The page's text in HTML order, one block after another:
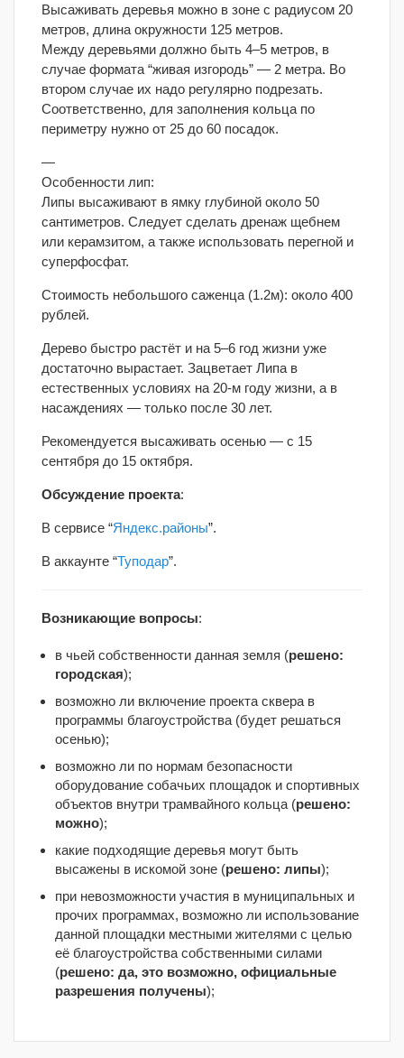
Высаживать деревья можно в зоне с радиусом 20
метров, длина окружности 125 метров.
Между деревьями должно быть 4–5 метров, в
случае формата “живая изгородь” — 2 метра. Во
втором случае их надо регулярно подрезать.
Соответственно, для заполнения кольца по
периметру нужно от 25 до 60 посадок.
—
Особенности лип:
Липы высаживают в ямку глубиной около 50
сантиметров. Следует сделать дренаж щебнем
или керамзитом, а также использовать перегной и
суперфосфат.
Стоимость небольшого саженца (1.2м): около 400
рублей.
Дерево быстро растёт и на 5–6 год жизни уже
достаточно вырастает. Зацветает Липа в
естественных условиях на 20-м году жизни, а в
насаждениях — только после 30 лет.
Рекомендуется высаживать осенью — с 15
сентября до 15 октября.
Обсуждение проекта:
В сервисе “Яндекс.районы”.
В аккаунте “Туподар”.
Возникающие вопросы:
в чьей собственности данная земля (решено:
городская);
возможно ли включение проекта сквера в
программы благоустройства (будет решаться
осенью);
возможно ли по нормам безопасности
оборудование собачьих площадок и спортивных
объектов внутри трамвайного кольца (решено:
можно);
какие подходящие деревья могут быть
высажены в искомой зоне (решено: липы);
при невозможности участия в муниципальных и
прочих программах, возможно ли использование
данной площадки местными жителями с целью
её благоустройства собственными силами
(решено: да, это возможно, официальные
разрешения получены);